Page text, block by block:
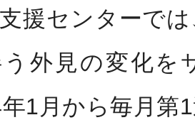
援センターで
外見の変化を
1月から毎月第